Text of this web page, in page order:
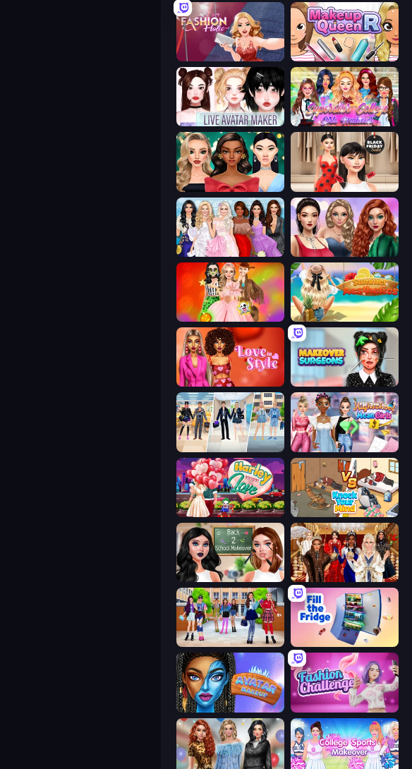
Fashion Holic Make Up Queen R
Live Avatar Maker: Girls Superstar College Girls Makeover
New Year's Eve Makeup Shopaholic Black Friday
Model Dress Up Girl Colored Denim Trends
Iconic Halloween Costumes Summer Aesthetics
Love In Style Makeover Surgeons
College Girl & Boy Makeover Highschool Mean Girls 3
Harley Learns To Love Knock Your Mind
Royal Dress Up - Fashion Queen
High School BFFs: Girls Team Fill The Fridge
Avatar Make Up Fashion Challenge: Catwalk Run